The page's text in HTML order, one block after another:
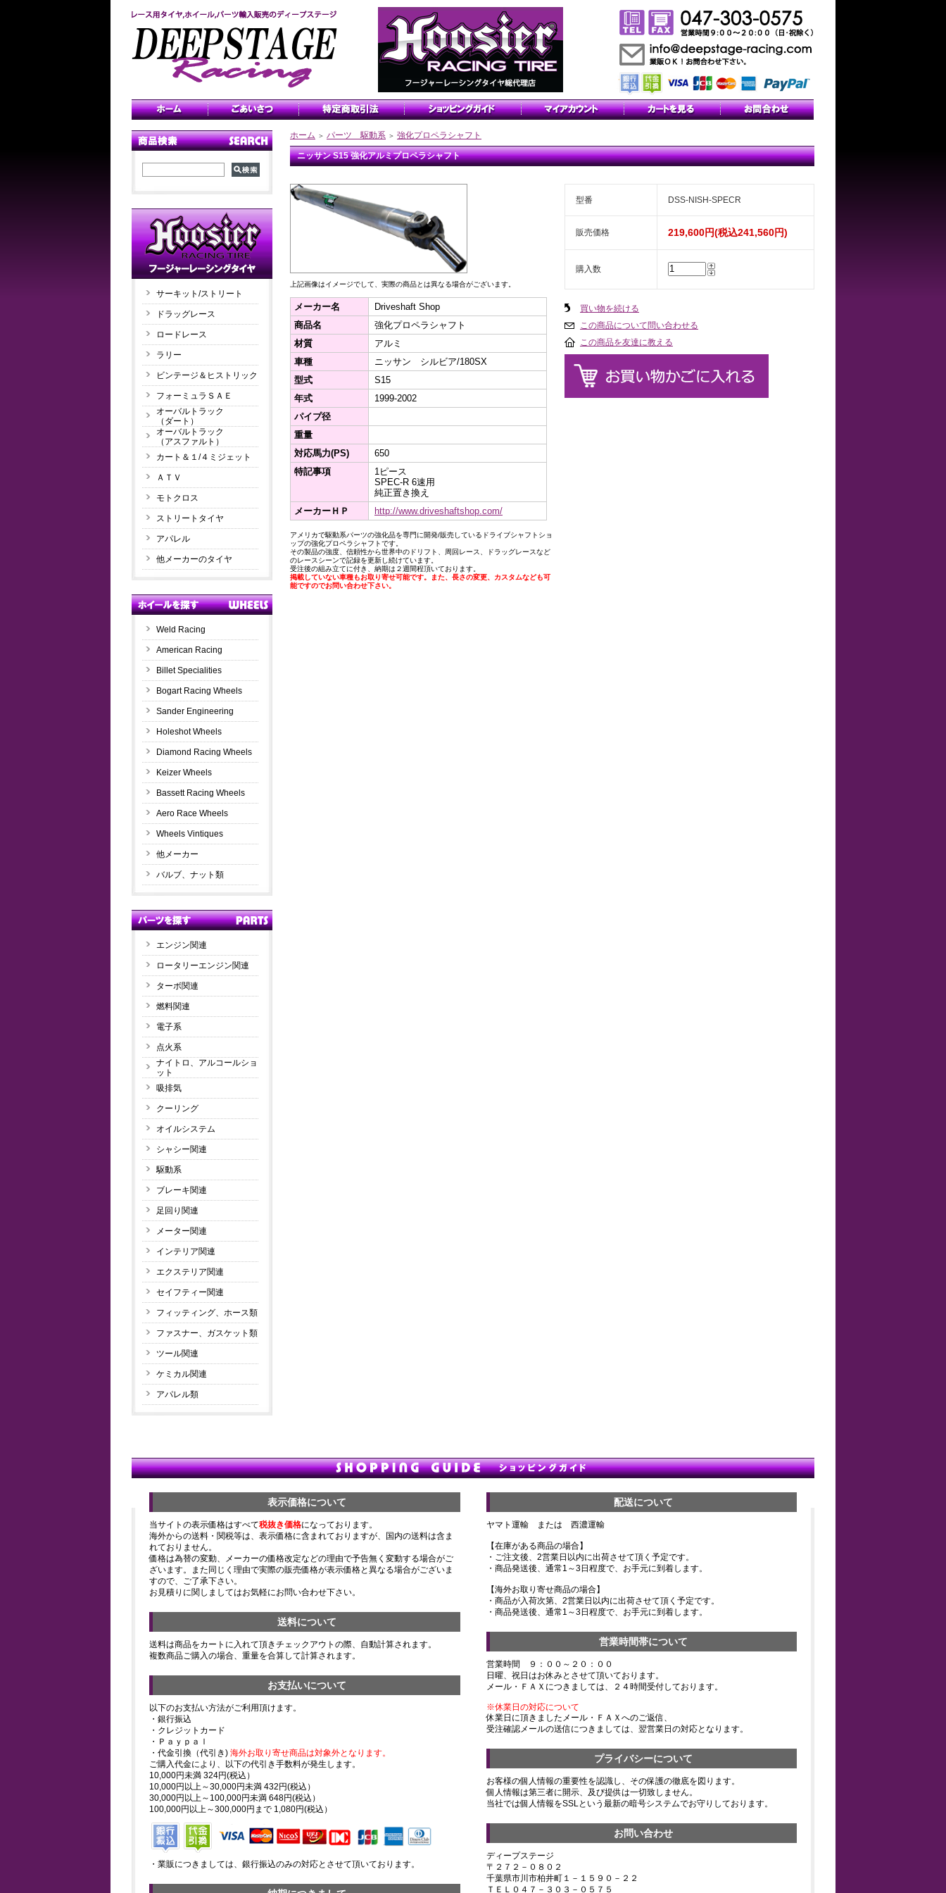
サーキット/ストリート
ドラッグレース
ロードレース
ラリー
ビンテージ＆ヒストリック
フォーミュラＳＡＥ
オーバルトラック
（ダート）
オーバルトラック
（アスファルト）
カート＆１/４ミジェット
ＡＴＶ
モトクロス
ストリートタイヤ
アパレル
他メーカーのタイヤ
Weld Racing
American Racing
Billet Specialities
Bogart Racing Wheels
Sander Engineering
Holeshot Wheels
Diamond Racing Wheels
Keizer Wheels
Bassett Racing Wheels
Aero Race Wheels
Wheels Vintiques
他メーカー
バルブ、ナット類
エンジン関連
ロータリーエンジン関連
ターボ関連
燃料関連
電子系
点火系
ナイトロ、アルコールショ
ット
吸排気
クーリング
オイルシステム
シャシー関連
駆動系
ブレーキ関連
足回り関連
メーター関連
インテリア関連
エクステリア関連
セイフティー関連
フィッティング、ホース類
ファスナー、ガスケット類
ツール関連
ケミカル関連
アパレル類
ホーム ＞ パーツ 駆動系 ＞ 強化プロペラシャフト
ニッサン S15 強化アルミプロペラシャフト
上記画像はイメージでして、実際の商品とは異なる場合がございます。
メーカー名
Driveshaft Shop
商品名
強化プロペラシャフト
材質
アルミ
車種
ニッサン シルビア/180SX
型式
S15
年式
1999-2002
パイプ径
重量
対応馬力(PS)
650
特記事項
1ピース
SPEC-R 6速用
純正置き換え
メーカーＨＰ
http://www.driveshaftshop.com/
アメリカで駆動系パーツの強化品を専門に開発/販売しているドライブシャフトショ
ップの強化プロペラシャフトです。
その製品の強度、信頼性から世界中のドリフト、周回レース、ドラッグレースなど
のレースシーンで記録を更新し続けています。
受注後の組み立てに付き、納期は２週間程頂いております。
掲載していない車種もお取り寄せ可能です。また、長さの変更、カスタムなども可
能ですのでお問い合わせ下さい。
型番 DSS-NISH-SPECR
販売価格 219,600円(税込241,560円)
購入数
買い物を続ける
この商品について問い合わせる
この商品を友達に教える
表示価格について
当サイトの表示価格はすべて税抜き価格になっております。
海外からの送料・関税等は、表示価格に含まれておりますが、国内の送料は含ま
れておりません。
価格は為替の変動、メーカーの価格改定などの理由で予告無く変動する場合がご
ざいます。また同じく理由で実際の販売価格が表示価格と異なる場合がございま
すので、ご了承下さい。
お見積りに関しましてはお気軽にお問い合わせ下さい。
送料について
送料は商品をカートに入れて頂きチェックアウトの際、自動計算されます。
複数商品ご購入の場合、重量を合算して計算されます。
お支払いについて
以下のお支払い方法がご利用頂けます。
・銀行振込
・クレジットカード
・Ｐａｙｐａｌ
・代金引換（代引き) 海外お取り寄せ商品は対象外となります。
ご購入代金により、以下の代引き手数料が発生します。
10,000円未満 324円(税込）
10,000円以上～30,000円未満 432円(税込）
30,000円以上～100,000円未満 648円(税込）
100,000円以上～300,000円まで 1,080円(税込）
・業販につきましては、銀行振込のみの対応とさせて頂いております。
配送について
ヤマト運輸 または 西濃運輸
【在庫がある商品の場合】
・ご注文後、2営業日以内に出荷させて頂く予定です。
・商品発送後、通常1～3日程度で、お手元に到着します。
【海外お取り寄せ商品の場合】
・商品が入荷次第、2営業日以内に出荷させて頂く予定です。
・商品発送後、通常1～3日程度で、お手元に到着します。
営業時間帯について
営業時間 ９：００～２０：００
日曜、祝日はお休みとさせて頂いております。
メール・ＦＡＸにつきましては、２４時間受付しております。
※休業日の対応について
休業日に頂きましたメール・ＦＡＸへのご返信、
受注確認メールの送信につきましては、翌営業日の対応となります。
プライバシーについて
お客様の個人情報の重要性を認識し、その保護の徹底を図ります。
個人情報は第三者に開示、及び提供は一切致しません。
当社では個人情報をSSLという最新の暗号システムでお守りしております。
お問い合わせ
ディープステージ
〒２７２－０８０２
千葉県市川市柏井町１－１５９０－２２
ＴＥＬ０４７－３０３－０５７５